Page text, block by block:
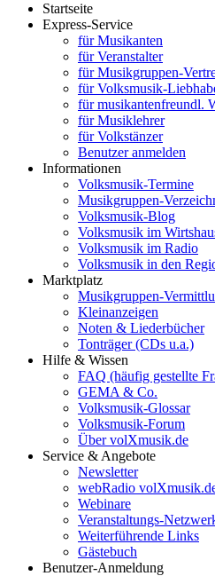
Startseite
Express-Service
für Musikanten
für Veranstalter
für Musikgruppen-
für Volksmusik-
für musikantenfreundl.
für Musiklehrer
für Volkstänzer
Benutzer anmelden
Informationen
Volksmusik-Termine
Musikgruppen-
Volksmusik-Blog
Volksmusik im
Volksmusik im Radio
Volksmusik in den
Marktplatz
Musikgruppen-
Kleinanzeigen
Noten & Liederbücher
Tonträger (CDs u.a.)
Hilfe & Wissen
FAQ (häufig gestellte
GEMA & Co.
Volksmusik-Glossar
Volksmusik-Forum
Über volXmusik.de
Service & Angebote
Newsletter
webRadio
Webinare
Veranstaltungs-
Weiterführende Links
Gästebuch
Benutzer-Anmeldung